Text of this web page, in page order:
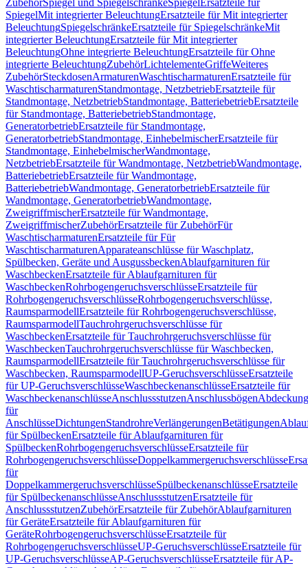
ZubehörSpiegel und SpiegelschränkeSpiegel Ersatzteile für
SpiegelMit integrierter BeleuchtungErsatzteile für Mit integrierter
BeleuchtungSpiegelschränkeErsatzteile für SpiegelschränkeMit
integrierter BeleuchtungErsatzteile für Mit integrierter
BeleuchtungOhne integrierte BeleuchtungErsatzteile für Ohne
integrierte BeleuchtungZubehörLichtelementeGriffeWeiteres
ZubehörSteckdosenArmaturenWaschtischarmaturenErsatzteile für
WaschtischarmaturenStandmontage, NetzbetriebErsatzteile für
Standmontage, NetzbetriebStandmontage, BatteriebetriebErsatzteile
für Standmontage, BatteriebetriebStandmontage,
GeneratorbetriebErsatzteile für Standmontage,
GeneratorbetriebStandmontage, EinhebelmischerErsatzteile für
Standmontage, EinhebelmischerWandmontage,
NetzbetriebErsatzteile für Wandmontage, NetzbetriebWandmontage,
BatteriebetriebErsatzteile für Wandmontage,
BatteriebetriebWandmontage, GeneratorbetriebErsatzteile für
Wandmontage, GeneratorbetriebWandmontage,
ZweigriffmischerErsatzteile für Wandmontage,
ZweigriffmischerZubehörErsatzteile für ZubehörFür
WaschtischarmaturenErsatzteile für Für
WaschtischarmaturenApparateanschlüsse für Waschplatz,
Spülbecken, Geräte und AusgussbeckenAblaufgarnituren für
WaschbeckenErsatzteile für Ablaufgarnituren für
WaschbeckenRohrbogengeruchsverschlüsseErsatzteile für
RohrbogengeruchsverschlüsseRohrbogengeruchsverschlüsse,
RaumsparmodellErsatzteile für Rohrbogengeruchsverschlüsse,
RaumsparmodellTauchrohrgeruchsverschlüsse für
WaschbeckenErsatzteile für Tauchrohrgeruchsverschlüsse für
WaschbeckenTauchrohrgeruchsverschlüsse für Waschbecken,
RaumsparmodellErsatzteile für Tauchrohrgeruchsverschlüsse für
Waschbecken, RaumsparmodellUP-GeruchsverschlüsseErsatzteile
für UP-GeruchsverschlüsseWaschbeckenanschlüsseErsatzteile für
WaschbeckenanschlüsseAnschlussstutzenAnschlussbögen
für
AnschlüsseDichtungenStandrohreVerlängerungenBetätigungen
für SpülbeckenErsatzteile für Ablaufgarnituren für
SpülbeckenRohrbogengeruchsverschlüsseErsatzteile für
RohrbogengeruchsverschlüsseDoppelkammergeruchsverschlüsse
für
DoppelkammergeruchsverschlüsseSpülbeckenanschlüsseErsatzteile
für SpülbeckenanschlüsseAnschlussstutzenErsatzteile für
AnschlussstutzenZubehörErsatzteile für ZubehörAblaufgarnituren
für GeräteErsatzteile für Ablaufgarnituren für
GeräteRohrbogengeruchsverschlüsseErsatzteile für
RohrbogengeruchsverschlüsseUP-GeruchsverschlüsseErsatzteile für
UP-GeruchsverschlüsseAP-GeruchsverschlüsseErsatzteile für AP-